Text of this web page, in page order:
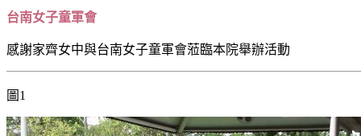
台南女子童軍會
感謝家齊女中與台南女子童軍會蒞臨本院舉辦活動
圖1